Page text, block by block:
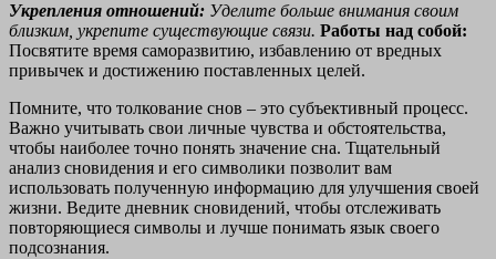
Укрепления отношений: Уделите больше внимания своим
близким, укрепите существующие связи. Работы над собой:
Посвятите время саморазвитию, избавлению от вредных
привычек и достижению поставленных целей.
Помните, что толкование снов – это субъективный процесс.
Важно учитывать свои личные чувства и обстоятельства,
чтобы наиболее точно понять значение сна. Тщательный
анализ сновидения и его символики позволит вам
использовать полученную информацию для улучшения своей
жизни. Ведите дневник сновидений, чтобы отслеживать
повторяющиеся символы и лучше понимать язык своего
подсознания.